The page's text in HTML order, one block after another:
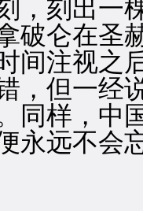
，刻出一
破仑在圣
间注视之
，但一经
同样，中
永远不会